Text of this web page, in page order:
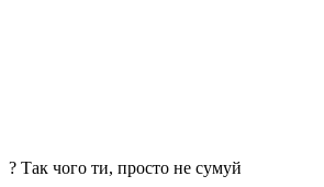
? Так чого ти, просто не сумуй